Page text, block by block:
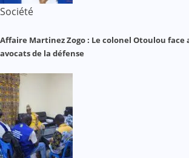
Société
Affaire Martinez Zogo : Le colonel Otoulou face
avocats de la défense